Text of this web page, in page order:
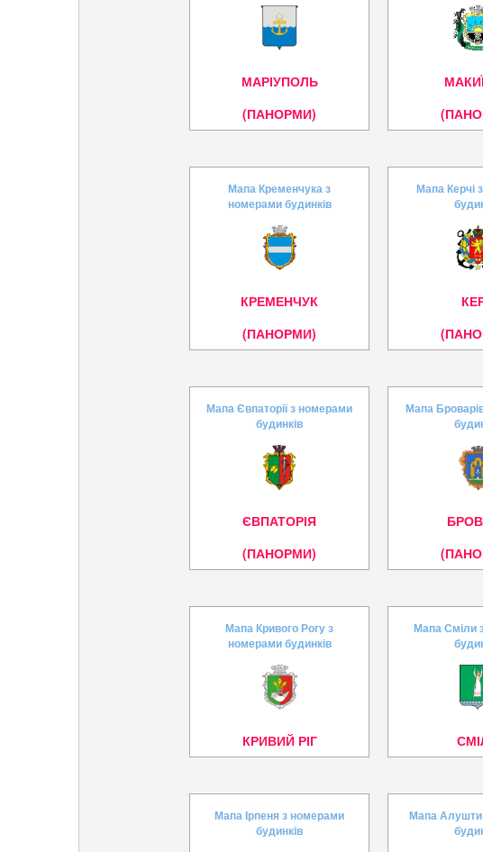
МАРІУПОЛЬ
(ПАНОРМИ)
Мапа Кременчука з
номерами будинків
КРЕМЕНЧУК
(ПАНОРМИ)
Мапа Керчі
Мапа Євпаторії з номерами
будинків
ЄВПАТОРІЯ
(ПАНОРМИ)
Мапа
Мапа Кривого Рогу з
номерами будинків
КРИВИЙ РІГ
Мапа Сміли
Мапа Ірпеня з номерами
будинків
Мапа